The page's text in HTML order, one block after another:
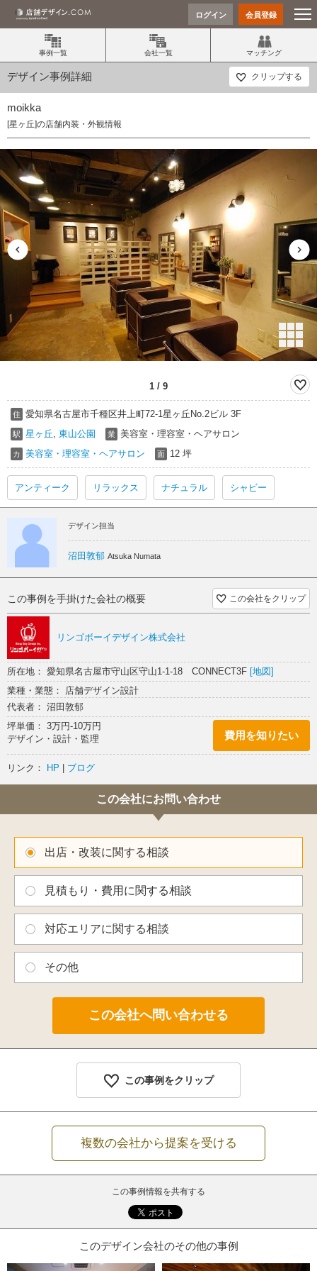
ログイン 会員登録
事例一覧 会社一覧 マッチング
デザイン事例詳細 クリップする
moikka
[星ヶ丘]の店舗内装・外観情報
1 / 9
住 愛知県名古屋市千種区井上町72-1星ヶ丘No.2ビル 3F
駅 星ヶ丘 東山公園 業 美容室・理容室・ヘアサロン
カ 美容室・理容室・ヘアサロン 面 12 坪
アンティーク リラックス ナチュラル シャビー
デザイン担当
沼田敦郁 Atsuka Numata
この事例を手掛けた会社の概要 この会社をクリップ
リンゴボーイデザイン株式会社
所在地： 愛知県名古屋市守山区守山1-1-18 CONNECT3F [地図]
業種・業態： 店舗デザイン設計
代表者： 沼田敦郁
坪単価： 3万円-10万円
デザイン・設計・監理
費用を知りたい
リンク： HP | ブログ
この会社にお問い合わせ
出店・改装に関する相談
見積もり・費用に関する相談
対応エリアに関する相談
その他
この事例をクリップ
複数の会社から提案を受ける
この事例情報を共有する
このデザイン会社のその他の事例